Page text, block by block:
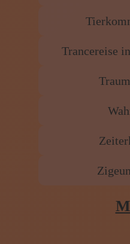
Trancereise